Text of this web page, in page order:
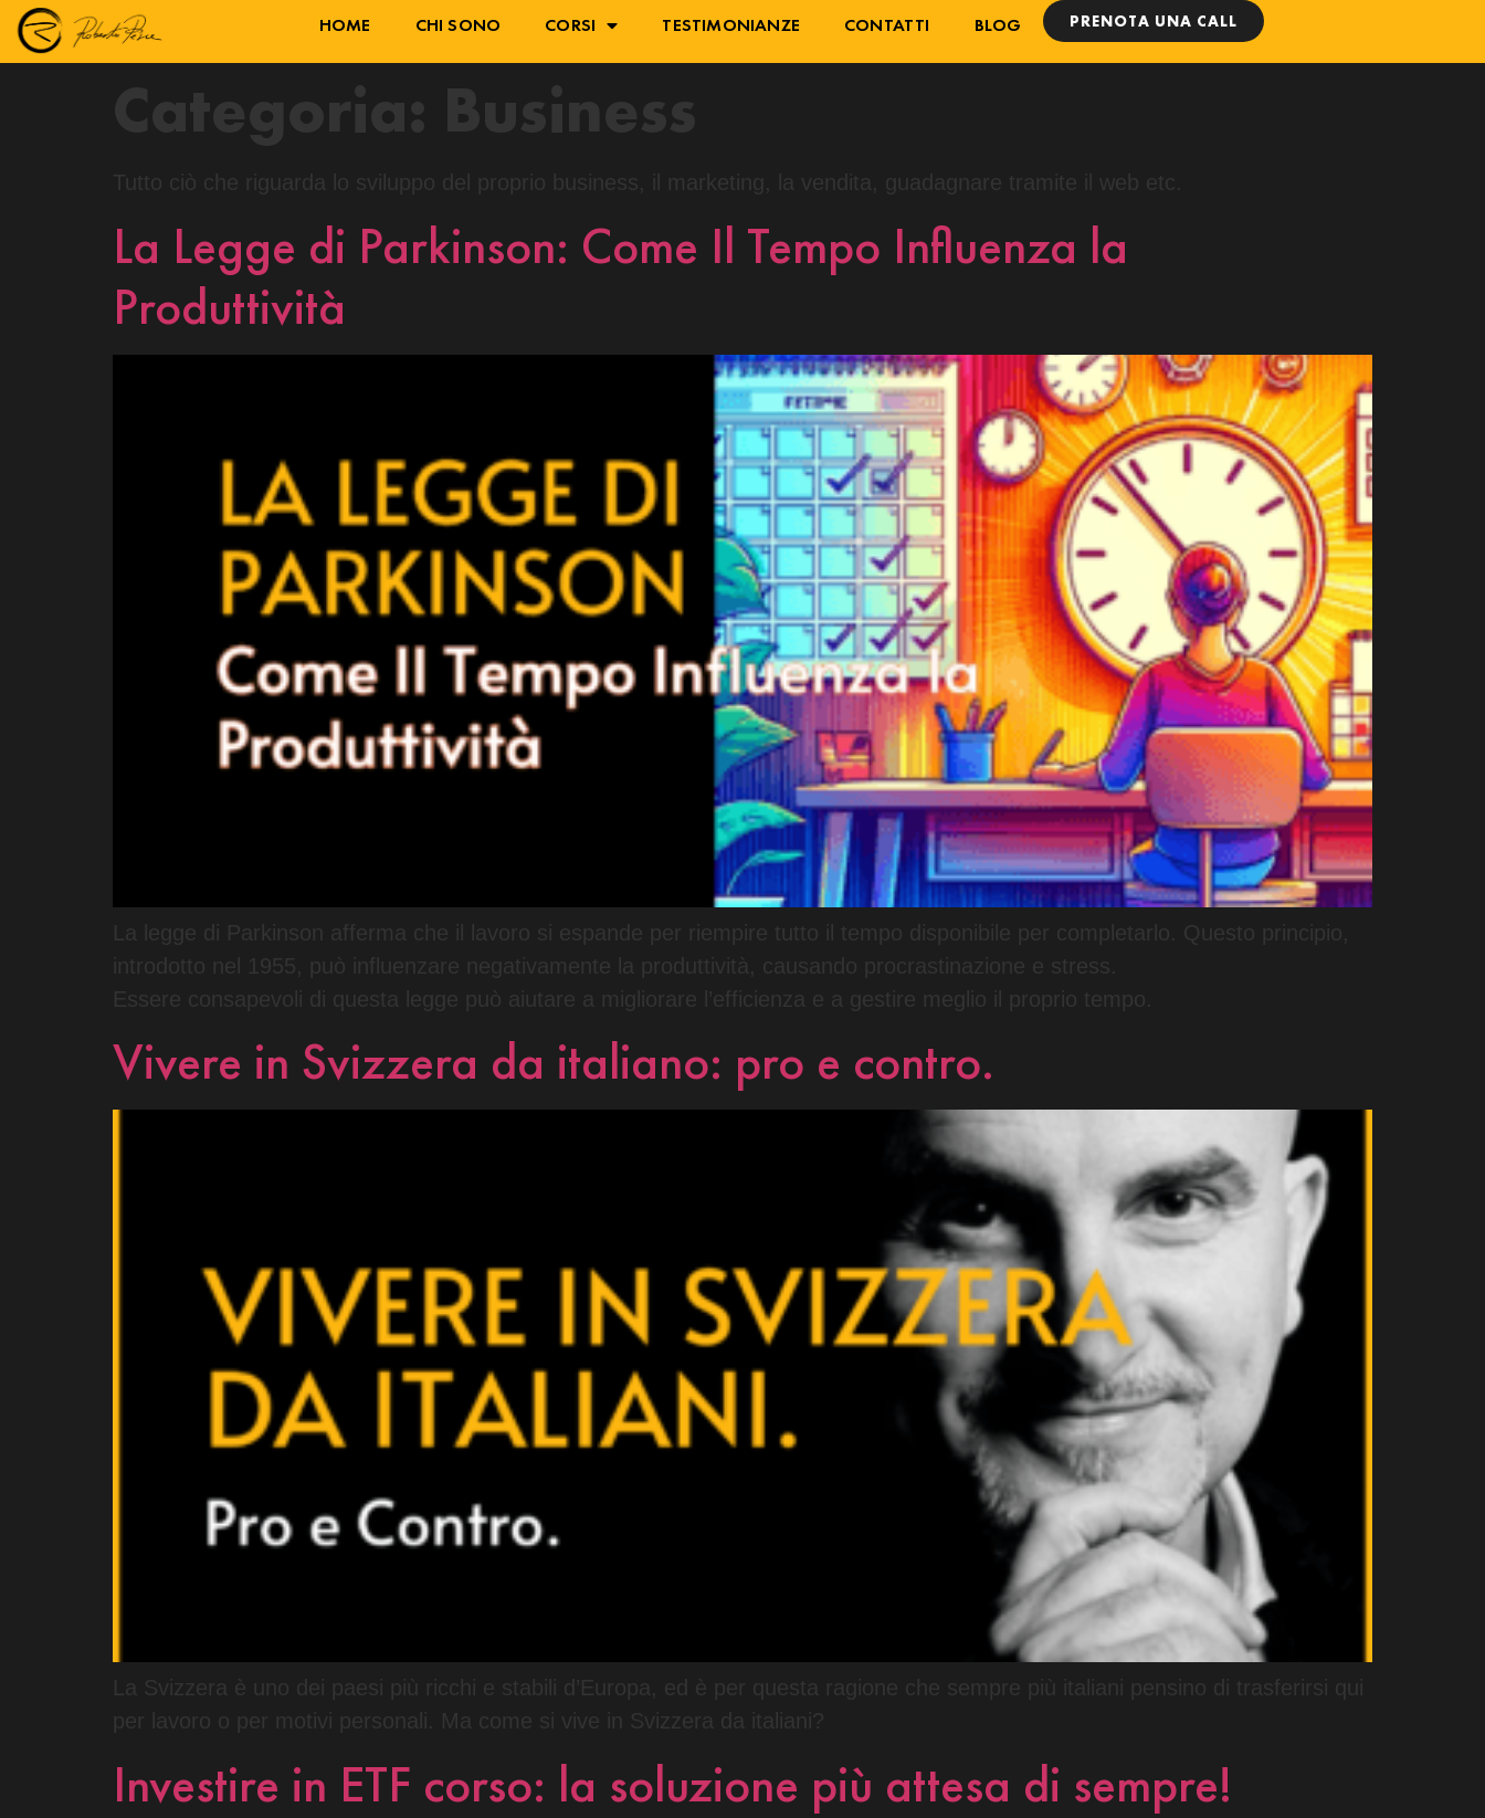
HOME CHI SONO CORSI TESTIMONIANZE CONTATTI BLOG PRENOTA UNA CALL
Categoria: Business
Tutto ciò che riguarda lo sviluppo del proprio business, il marketing, la vendita, guadagnare tramite il web etc.
La Legge di Parkinson: Come Il Tempo Influenza la
Produttività
La legge di Parkinson afferma che il lavoro si espande per riempire tutto il tempo disponibile per completarlo. Questo principio,
introdotto nel 1955, può influenzare negativamente la produttività, causando procrastinazione e stress.
Essere consapevoli di questa legge può aiutare a migliorare l’efficienza e a gestire meglio il proprio tempo.
Vivere in Svizzera da italiano: pro e contro.
La Svizzera è uno dei paesi più ricchi e stabili d’Europa, ed è per questa ragione che sempre più italiani pensino di trasferirsi qui
per lavoro o per motivi personali. Ma come si vive in Svizzera da italiani?
Investire in ETF corso: la soluzione più attesa di sempre!